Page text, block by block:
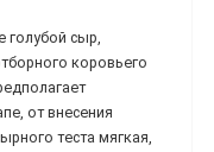
сыр,
коровьего
от внесения
теста мягкая,